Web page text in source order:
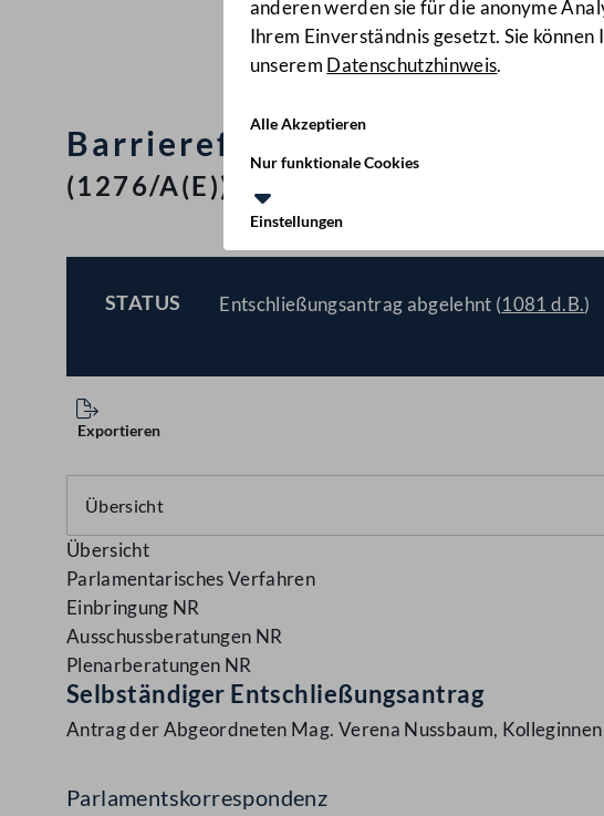
anderen werden sie für die anonyme
Ihrem Einverständnis gesetzt. Sie
unserem Datenschutzhinweis.
Alle Akzeptieren
Nur funktionale Cookies
Einstellungen
Barrierefreie
(1276/A(E))
STATUS
Entschließungsantrag abgelehnt (1081 d.B.)
Exportieren
Übersicht
Parlamentarisches Verfahren
Einbringung NR
Ausschussberatungen NR
Plenarberatungen NR
Selbständiger Entschließungsantrag
Antrag der Abgeordneten Mag. Verena Nussbaum,
Parlamentskorrespondenz